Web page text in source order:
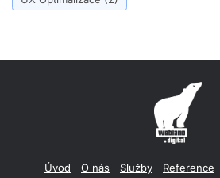
Úvod O nás Služby Reference